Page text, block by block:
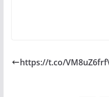
https://t.co/